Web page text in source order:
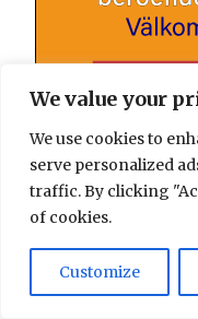
We value your
We use cookies to
serve personalized
traffic. By clicking
of cookies.
Customize